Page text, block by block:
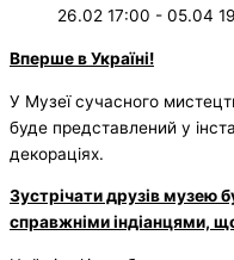
26.02 17:00 - 05.04
Вперше в Україні!
У Музеї сучасного
буде представлений у
декораціях.
Зустрічати друзів музею
справжніми індіанцями,